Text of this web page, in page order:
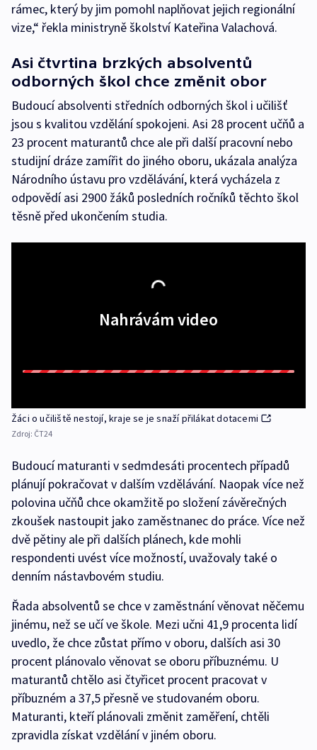
rámec, který by jim pomohl naplňovat jejich regionální
vize,“ řekla ministryně školství Kateřina Valachová.
Asi čtvrtina brzkých absolventů
odborných škol chce změnit obor
Budoucí absolventi středních odborných škol i učilišť
jsou s kvalitou vzdělání spokojeni. Asi 28 procent učňů a
23 procent maturantů chce ale při další pracovní nebo
studijní dráze zamířit do jiného oboru, ukázala analýza
Národního ústavu pro vzdělávání, která vycházela z
odpovědí asi 2900 žáků posledních ročníků těchto škol
těsně před ukončením studia.
Nahrávám video
Žáci o učiliště nestojí, kraje se je snaží přilákat dotacemi
Zdroj: ČT24
Budoucí maturanti v sedmdesáti procentech případů
plánují pokračovat v dalším vzdělávání. Naopak více než
polovina učňů chce okamžitě po složení závěrečných
zkoušek nastoupit jako zaměstnanec do práce. Více než
dvě pětiny ale při dalších plánech, kde mohli
respondenti uvést více možností, uvažovaly také o
denním nástavbovém studiu.
Řada absolventů se chce v zaměstnání věnovat něčemu
jinému, než se učí ve škole. Mezi učni 41,9 procenta lidí
uvedlo, že chce zůstat přímo v oboru, dalších asi 30
procent plánovalo věnovat se oboru příbuznému. U
maturantů chtělo asi čtyřicet procent pracovat v
příbuzném a 37,5 přesně ve studovaném oboru.
Maturanti, kteří plánovali změnit zaměření, chtěli
zpravidla získat vzdělání v jiném oboru.